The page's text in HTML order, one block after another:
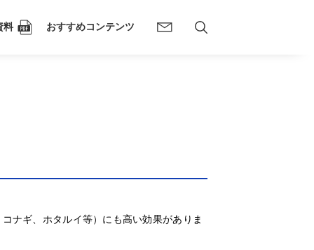
料 おすすめコンテンツ
ナギ、ホタルイ等）にも高い効果がありま